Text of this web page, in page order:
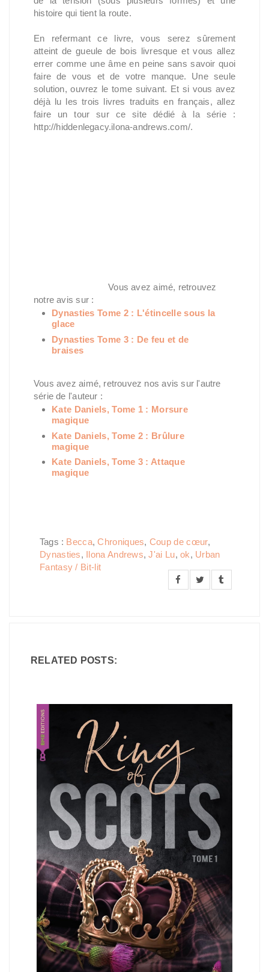
histoire qui tient la route.
En refermant ce livre, vous serez sûrement
atteint de gueule de bois livresque et vous allez
errer comme une âme en peine sans savoir quoi
faire de vous et de votre manque. Une seule
solution, ouvrez le tome suivant. Et si vous avez
déjà lu les trois livres traduits en français, allez
faire un tour sur ce site dédié à la série :
http://hiddenlegacy.ilona-andrews.com/.
Vous avez aimé, retrouvez
notre avis sur :
Dynasties Tome 2 : L'étincelle sous la
glace
Dynasties Tome 3 : De feu et de
braises
Vous avez aimé, retrouvez nos avis sur l'autre
série de l'auteur :
Kate Daniels, Tome 1 : Morsure
magique
Kate Daniels, Tome 2 : Brûlure
magique
Kate Daniels, Tome 3 : Attaque
magique
Tags : Becca,Chroniques, Coup de cœur,
Dynasties, Ilona Andrews,J'ai Lu, ok, Urban
Fantasy / Bit-lit
RELATED POSTS: